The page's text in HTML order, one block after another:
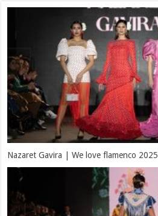
Nazaret Gavira | We love flamenco 2025